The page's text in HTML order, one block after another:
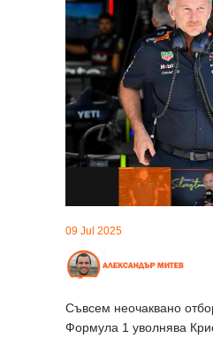
09 Jul 2025
Съвсем неочаквано
Формула 1 уволнява